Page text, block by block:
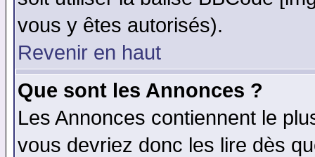
vous y êtes autorisés).
Revenir en haut
Que sont les Annonces ?
Les Annonces contiennent le
vous devriez donc les lire dès